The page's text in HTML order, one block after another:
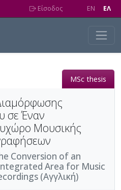
Είσοδος EN EΛ
MSc thesis
σε Έναν
Μουσικής
Conversion of an
Area for Music
(Αγγλική)